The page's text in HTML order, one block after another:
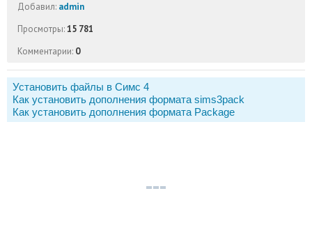
Добавил: admin
Просмотры:15 781
Комментарии: 0
Установить файлы в Симс 4
Как установить дополнения формата sims3pack
Как установить дополнения формата Package